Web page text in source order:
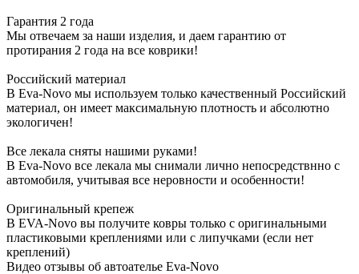
Гарантия 2 года
Мы отвечаем за наши изделия, и даем гарантию от
протирания 2 года на все коврики!
Российский материал
В Eva-Novo мы используем только качественный Российский
материал, он имеет максимальную плотность и абсолютно
экологичен!
Все лекала сняты нашими руками!
В Eva-Novo все лекала мы снимали лично непосредствнно с
автомобиля, учитывая все неровности и особенности!
Оригинальный крепеж
В EVA-Novo вы получите ковры только с оригинальными
пластиковыми креплениями или с липучками (если нет
креплений)
Видео отзывы об автоателье Eva-Novo